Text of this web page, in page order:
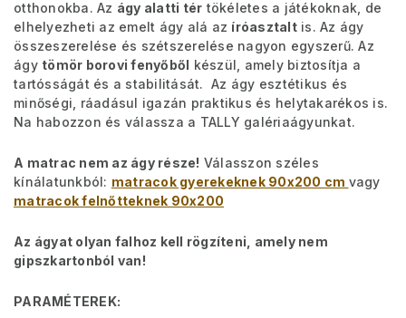
otthonokba. Az ágy alatti tér tökéletes a játékoknak, de
elhelyezheti az emelt ágy alá az íróasztaltis. Az ágy
összeszerelése és szétszerelése nagyon egyszerű. Az
ágy tömör borovi fenyőből készül, amely biztosítja a
tartósságát és a stabilitását. Az ágy esztétikus és
minőségi, ráadásul igazán praktikus és helytakarékos is.
Na habozzon és válassza a TALLY galériaágyunkat.
A matrac nem az ágy része! Válasszon széles
kínálatunkból: matracok gyerekeknek 90x200 cm vagy
matracok felnőtteknek 90x200
Az ágyat olyan falhoz kell rögzíteni, amely nem
gipszkartonból van!
PARAMÉTEREK: